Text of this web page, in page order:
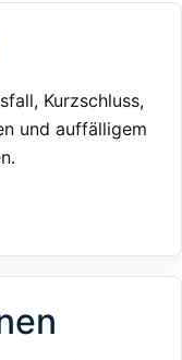
Kurzschluss,
und auffälligem